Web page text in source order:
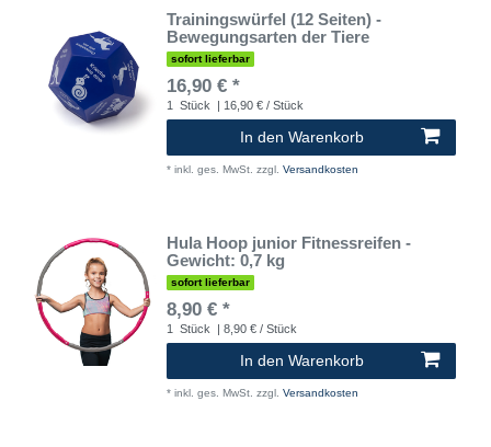
Trainingswürfel (12 Seiten) -
Bewegungsarten der Tiere
sofort lieferbar
16,90 € *
1 Stück | 16,90 € / Stück
In den Warenkorb
* inkl. ges. MwSt. zzgl. Versandkosten
Hula Hoop junior Fitnessreifen -
Gewicht: 0,7 kg
sofort lieferbar
8,90 € *
1 Stück | 8,90 € / Stück
In den Warenkorb
* inkl. ges. MwSt. zzgl. Versandkosten